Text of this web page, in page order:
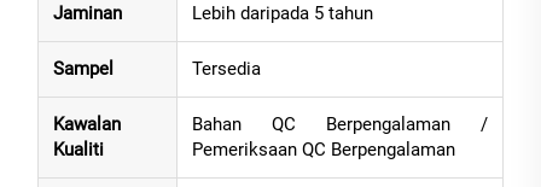
Jaminan Lebih daripada 5 tahun
Sampel Tersedia
Kawalan
Kualiti
Bahan QC Berpengalaman /
Pemeriksaan QC Berpengalaman